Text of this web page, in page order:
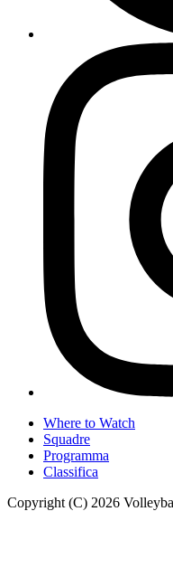
Where to Watch
Squadre
Programma
Classifica
Copyright (C) 2026